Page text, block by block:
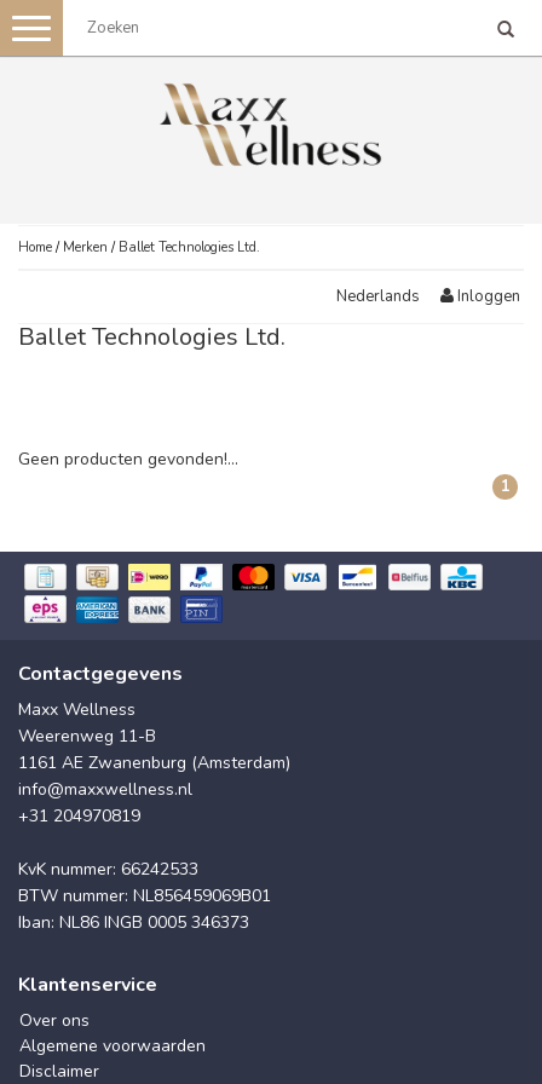
Toggle
navigation
Home / Merken / Ballet Technologies Ltd.
Nederlands Inloggen
Ballet Technologies Ltd.
Geen producten gevonden!...
1
Contactgegevens
Maxx Wellness
Weerenweg 11-B
1161 AE Zwanenburg (Amsterdam)
info@maxxwellness.nl
+31 204970819
KvK nummer: 66242533
BTW nummer: NL856459069B01
Iban: NL86 INGB 0005 346373
Klantenservice
Over ons
Algemene voorwaarden
Disclaimer